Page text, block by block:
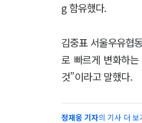
g 함유했다.
김중표 서울우유협
로 빠르게 변화하
것”이라고 말했다.
정재웅 기자의 기사 더 보